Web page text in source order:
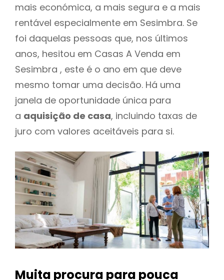
mais económica, a mais segura e a mais
rentável especialmente em Sesimbra. Se
foi daquelas pessoas que, nos últimos
anos, hesitou em Casas A Venda em
Sesimbra , este é o ano em que deve
mesmo tomar uma decisão. Há uma
janela de oportunidade única para
a aquisição de casa, incluindo taxas de
juro com valores aceitáveis para si.
Muita procura para pouca